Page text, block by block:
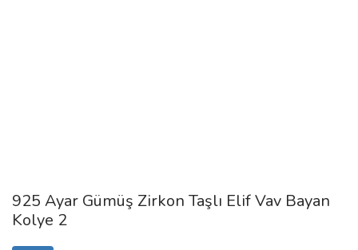
925 Ayar Gümüş Zirkon Taşlı Elif Vav Bayan
Kolye 2